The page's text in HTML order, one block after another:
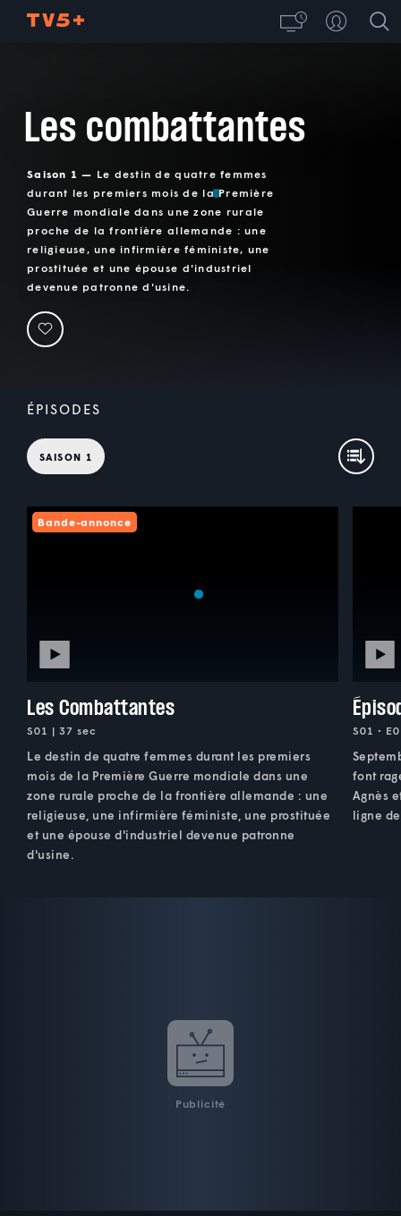
Les combattantes
Saison 1 — Le destin de quatre femmes
durant les premiers mois de la Première
Guerre mondiale dans une zone rurale
proche de la frontière allemande : une
religieuse, une infirmière féministe, une
prostituée et une épouse d'industriel
devenue patronne d'usine.
ÉPISODES
SAISON 1
Bande-annonce
Les Combattantes
S01 | 37 sec
Le destin de quatre femmes durant les premiers
mois de la Première Guerre mondiale dans une
zone rurale proche de la frontière allemande : une
religieuse, une infirmière féministe, une prostituée
et une épouse d'industriel devenue patronne
d'usine.
S01 •
font
Agnès
ligne
Publicité